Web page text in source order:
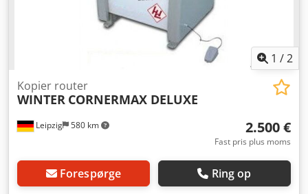
1 /2
Leipzig 580 km
Kopier router
WINTER CORNERMAX DELUXE
2.500 €
Fast pris plus moms
Forespørge Ring op